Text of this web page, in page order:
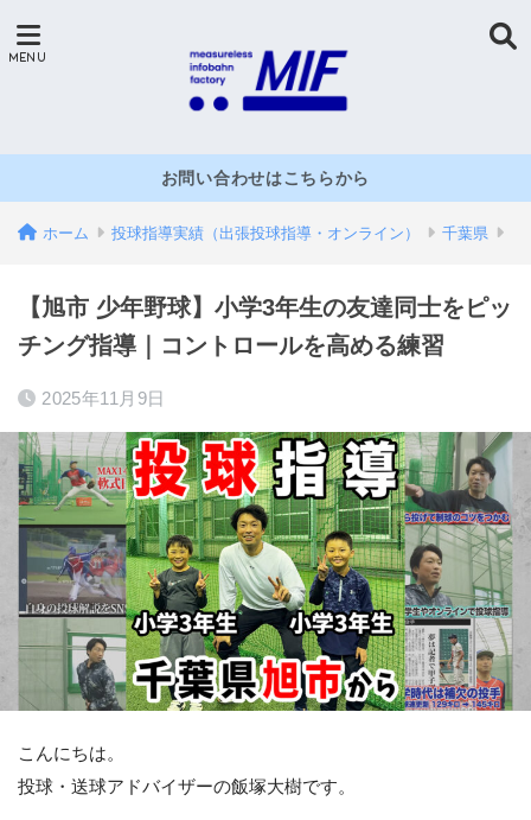
お問い合わせはこちらから
ホーム 投球指導実績（出張投球指導・オンライン） 千葉県
【旭市 少年野球】小学3年生の友達同士をピッ
チング指導｜コントロールを高める練習
2025年11月9日
こんにちは。
投球・送球アドバイザーの飯塚大樹です。